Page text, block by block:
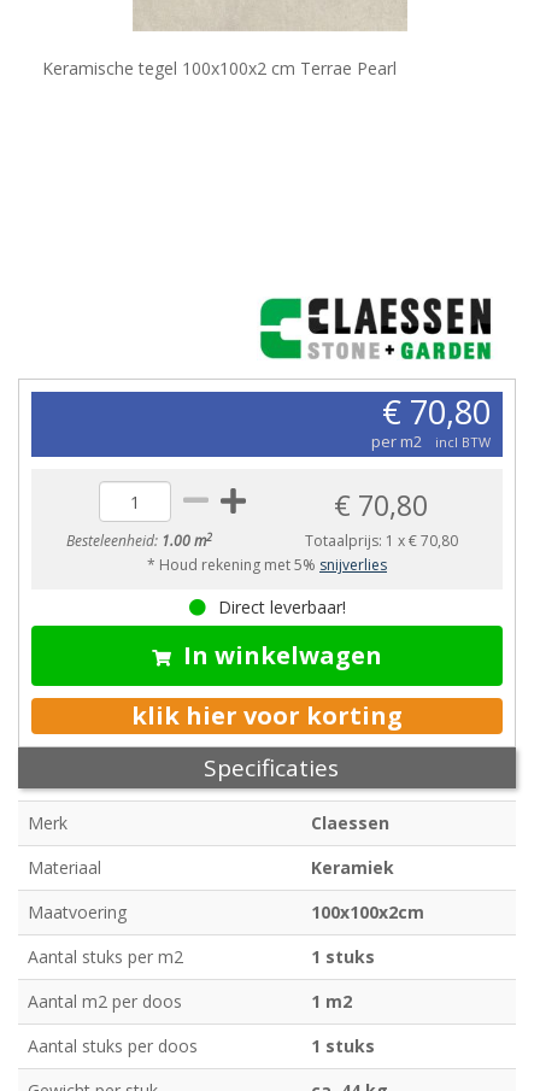
Keramische tegel 100x100x2 cm Terrae Pearl
€ 70,80
per m2 incl BTW
Besteleenheid: 1.00 m2
€ 70,80
Totaalprijs: 1 x€ 70,80
* Houd rekening met 5% snijverlies
Direct leverbaar!
In winkelwagen
klik hier voor korting
Specificaties
Merk
Claessen
Materiaal
Keramiek
Maatvoering
100x100x2cm
Aantal stuks per m2
1 stuks
Aantal m2 per doos
1 m2
Aantal stuks per doos
1 stuks